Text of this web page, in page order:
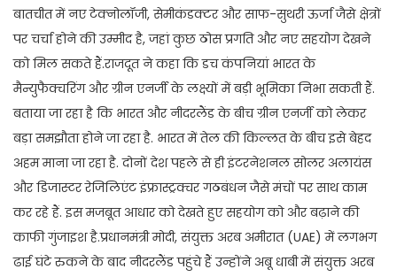
बातचीत में नए टेक्नोलॉजी, सेमीकंडक्टर और साफ-सुथरी ऊर्जा जैसे क्षेत्रों
पर चर्चा होने की उम्मीद है, जहां कुछ ठोस प्रगति और नए सहयोग देखने
को मिल सकते हैं.राजदूत ने कहा कि डच कंपनियां भारत के
मैन्युफैक्चरिंग और ग्रीन एनर्जी के लक्ष्यों में बड़ी भूमिका निभा सकती हैं.
बताया जा रहा है कि भारत और नीदरलैंड के बीच ग्रीन एनर्जी को लेकर
बड़ा समझौता होने जा रहा है. भारत में तेल की किल्‍लत के बीच इसे बेहद
अहम माना जा रहा है. दोनों देश पहले से ही इंटरनेशनल सोलर अलायंस
और डिजास्टर रेजिलिएंट इंफ्रास्ट्रक्चर गठबंधन जैसे मंचों पर साथ काम
कर रहे हैं. इस मजबूत आधार को देखते हुए सहयोग को और बढ़ाने की
काफी गुंजाइश है.प्रधानमंत्री मोदी, संयुक्त अरब अमीरात (UAE) में लगभग
ढाई घंटे रुकने के बाद नीदरलैंड पहुंचे हैं उन्होंने अबू धाबी में संयुक्त अरब